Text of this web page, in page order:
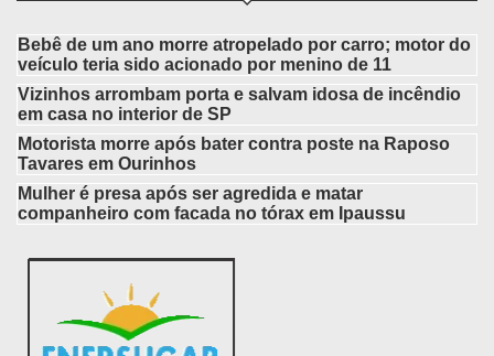
Bebê de um ano morre atropelado por carro; motor do
veículo teria sido acionado por menino de 11
Vizinhos arrombam porta e salvam idosa de incêndio
em casa no interior de SP
Motorista morre após bater contra poste na Raposo
Tavares em Ourinhos
Mulher é presa após ser agredida e matar
companheiro com facada no tórax em Ipaussu